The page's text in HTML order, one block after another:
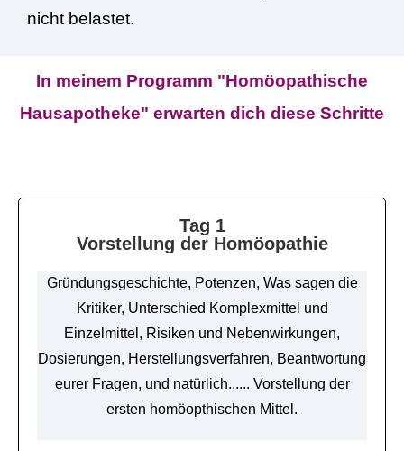
nicht belastet.
In meinem Programm "Homöopathische
Hausapotheke" erwarten dich diese Schritte
Tag 1
Vorstellung der Homöopathie
Gründungsgeschichte, Potenzen, Was sagen die
Kritiker, Unterschied Komplexmittel und
Einzelmittel, Risiken und Nebenwirkungen,
Dosierungen, Herstellungsverfahren, Beantwortung
eurer Fragen, und natürlich...... Vorstellung der
ersten homöopthischen Mittel.